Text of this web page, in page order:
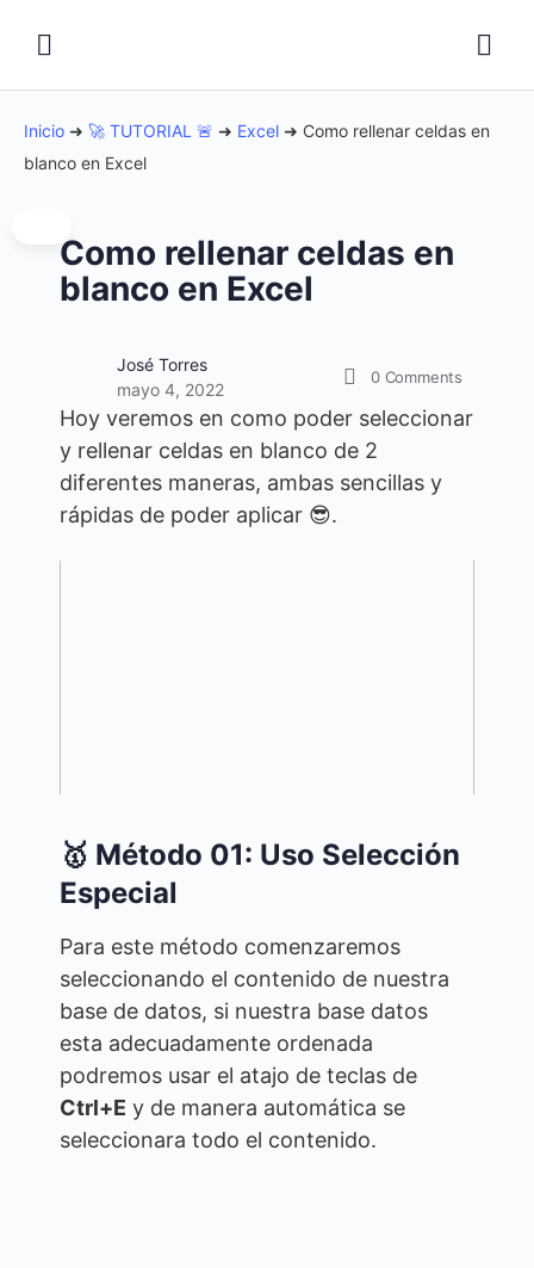
Inicio ➜ 🚀 TUTORIAL 🚨 ➜ Excel ➜ Como rellenar celdas en
blanco en Excel
Como rellenar celdas en
blanco en Excel
José Torres
mayo 4, 2022
0 Comments
Hoy veremos en como poder seleccionar
y rellenar celdas en blanco de 2
diferentes maneras, ambas sencillas y
rápidas de poder aplicar 😎.
🥇 Método 01: Uso Selección
Especial
Para este método comenzaremos
seleccionando el contenido de nuestra
base de datos, si nuestra base datos
esta adecuadamente ordenada
podremos usar el atajo de teclas de
Ctrl+E y de manera automática se
seleccionara todo el contenido.